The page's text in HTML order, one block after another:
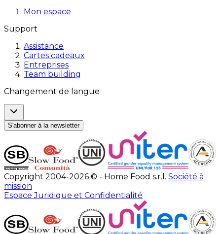
Mon espace
Support
Assistance
Cartes cadeaux
Entreprises
Team building
Changement de langue
S'abonner à la newsletter
Copyright 2004-2026 © - Home Food s.r.l. Société à
mission
Espace Juridique et Confidentialité